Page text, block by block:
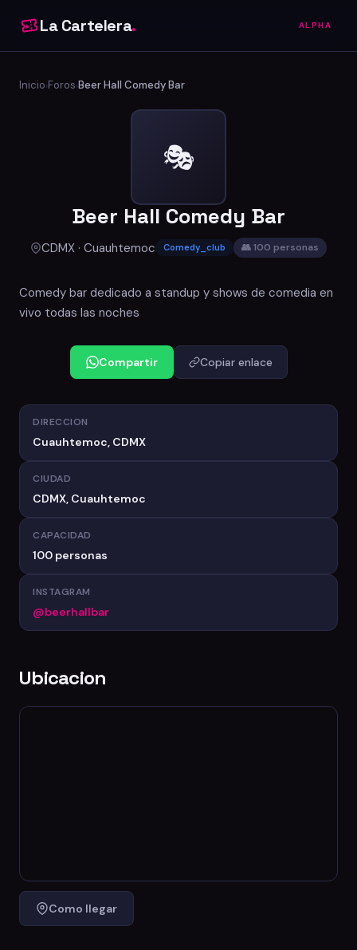
La Cartelera. ALPHA
Inicio›Foros›Beer Hall Comedy Bar
🎭
Beer Hall Comedy Bar
CDMX · Cuauhtemoc Comedy_club 👥 100 personas
Comedy bar dedicado a standup y shows de comedia en
vivo todas las noches
Compartir Copiar enlace
DIRECCION
Cuauhtemoc, CDMX
CIUDAD
CDMX, Cuauhtemoc
CAPACIDAD
100 personas
INSTAGRAM
@beerhallbar
Ubicacion
Como llegar